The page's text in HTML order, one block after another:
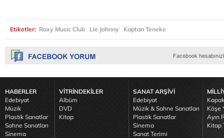
Etiketler: Roxy Music Club Lie Johnny Kaptan Teneke
HABERLER
Edebiyat
Müzik
Plastik Sanatlar
Sahne Sanatları
Sinema
VİTRİNDEKİLER
Albüm
DVD
Kitap
SANAT ARŞİVİ
Edebiyat
Müzik & Sahne Sanatları
Plastik Sanatlar
Sinema
Sanat Terimi
Köşe
Ayın
Kitap